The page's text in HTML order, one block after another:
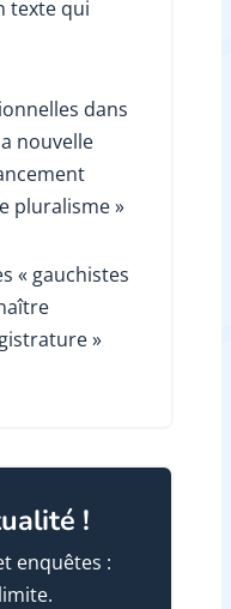
texte qui
dans
nouvelle
pluralisme »
« gauchistes
»
!
enquêtes :